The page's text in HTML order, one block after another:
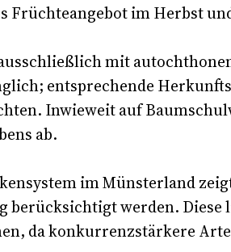
Früchteangebot im Herbst
mit
entsprechende
Inwieweit auf
ab.
im Münsterland
berücksichtigt werden.
da konkurrenzstärkere